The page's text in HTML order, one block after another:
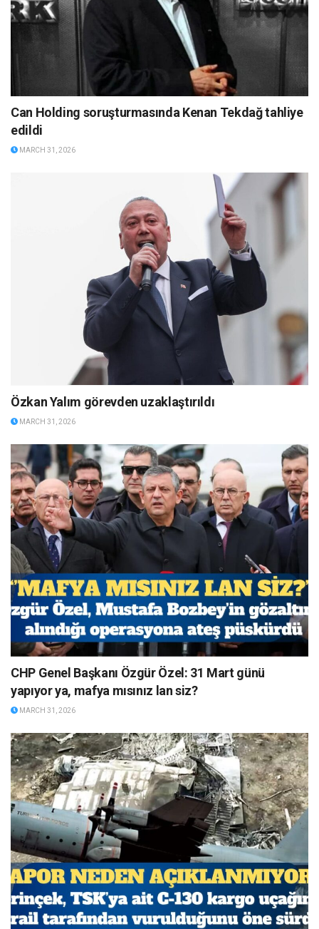
Can Holding soruşturmasında Kenan Tekdağ tahliye
edildi
MARCH 31, 2026
Özkan Yalım görevden uzaklaştırıldı
MARCH 31, 2026
CHP Genel Başkanı Özgür Özel: 31 Mart günü
yapıyor ya, mafya mısınız lan siz?
MARCH 31, 2026